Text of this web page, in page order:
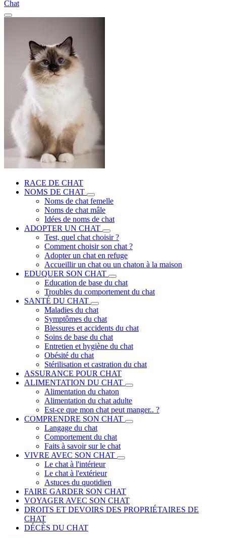
Chat
RACE DE CHAT
NOMS DE CHAT
Noms de chat femelle
Noms de chat mâle
Idées de noms de chat
ADOPTER UN CHAT
Test, quel chat choisir ?
Comment choisir son chat ?
Adopter un chat en refuge
Accueillir un chat ou un chaton à la maison
EDUQUER SON CHAT
Education de base du chat
Troubles du comportement du chat
SANTÉ DU CHAT
Maladies du chat
Symptômes du chat
Blessures et accidents du chat
Soins de base du chat
Entretien et hygiène du chat
Obésité du chat
Stérilisation et castration du chat
ASSURANCE POUR CHAT
ALIMENTATION DU CHAT
Alimentation du chaton
Alimentation du chat adulte
Est-ce que mon chat peut manger.. ?
COMPRENDRE SON CHAT
Langage du chat
Comportement du chat
Faits à savoir sur le chat
VIVRE AVEC SON CHAT
Le chat à l'intérieur
Le chat à l'extérieur
Astuces du quotidien
FAIRE GARDER SON CHAT
VOYAGER AVEC SON CHAT
DROITS ET DEVOIRS DES PROPRIÉTAIRES DE
CHAT
DÉCÈS DU CHAT